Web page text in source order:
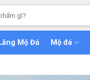
Lăng Mộ Đá Mộ đá